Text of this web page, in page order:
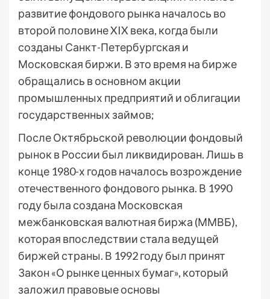
развитие фондового рынка началось во
второй половине XIX века, когда были
созданы Санкт-Петербургская и
Московская биржи. В это время на бирже
обращались в основном акции
промышленных предприятий и облигации
государственных займов;
После Октябрьской революции фондовый
рынок в России был ликвидирован. Лишь в
конце 1980-х годов началось возрождение
отечественного фондового рынка. В 1990
году была создана Московская
межбанковская валютная биржа (ММВБ),
которая впоследствии стала ведущей
биржей страны. В 1992 году был принят
Закон «О рынке ценных бумаг», который
заложил правовые основы